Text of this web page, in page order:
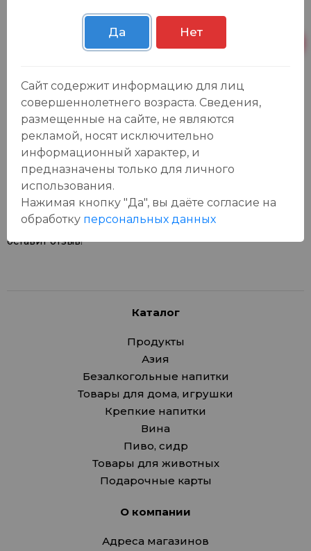
23:00
Отзывы:
Оставить отзыв
У данного товара еще нет отзывов, будьте первым, кто
оставит отзыв!
Каталог
Продукты
Азия
Безалкогольные напитки
Товары для дома, игрушки
Крепкие напитки
Вина
Пиво, сидр
Товары для животных
Подарочные карты
О компании
Адреса магазинов
Да Нет
Сайт содержит информацию для лиц
совершеннолетнего возраста. Сведения,
размещенные на сайте, не являются
рекламой, носят исключительно
информационный характер, и
предназначены только для личного
использования.
Нажимая кнопку "Да", вы даёте cогласие на
обработку персональных данных